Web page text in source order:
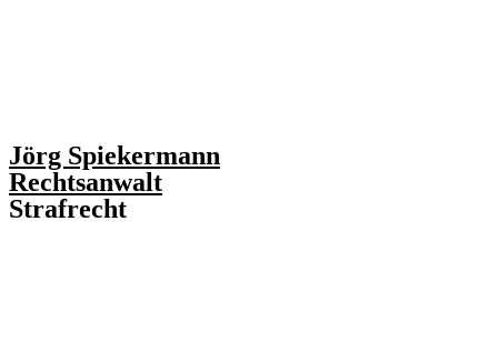
Jörg Spiekermann
Rechtsanwalt
Strafrecht